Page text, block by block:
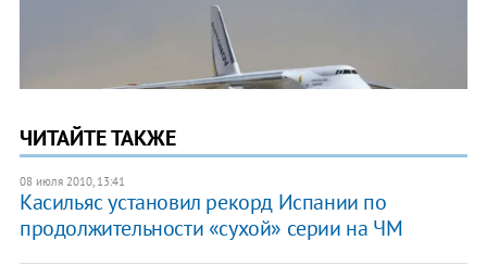
ЧИТАЙТЕ ТАКЖЕ
08 июля 2010, 13:41
Касильяс установил рекорд Испании по
продолжительности «сухой» серии на ЧМ